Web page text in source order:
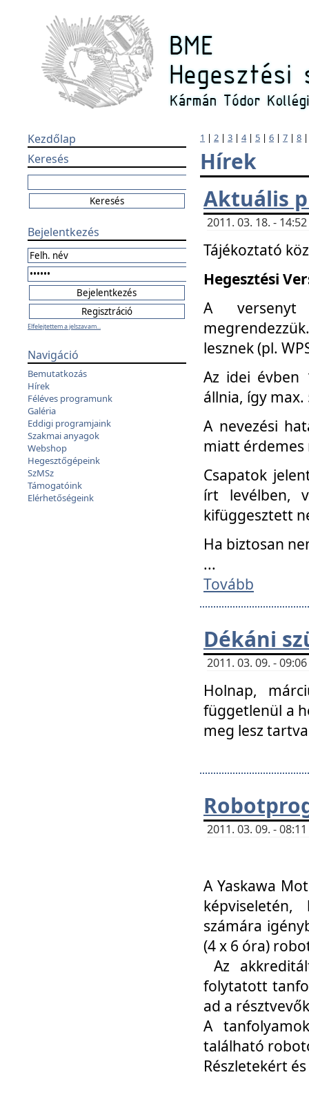
Kezdőlap
Keresés
Bejelentkezés
Elfelejtettem a jelszavam...
Navigáció
Bemutatkozás
Hírek
Féléves programunk
Galéria
Eddigi programjaink
Szakmai anyagok
Webshop
Hegesztőgépeink
SzMSz
Támogatóink
Elérhetőségeink
1 | 2 | 3 | 4| 5 | 6 | 7 | 8
Hírek
Aktuális
2011. 03. 18. -
Tájékoztató
Hegesztési
A versenyt
lesznek (pl.
Az idei évben
állnia, így
A nevezési
miatt érdemes
Csapatok
írt levélben,
kifüggesztett
Ha biztosan
...
Tovább
Dékáni
2011. 03. 09. -
Holnap,
függetlenül a
meg lesz
2011. 03. 09. -
A Yaskawa
számára
(4 x 6 óra)
Az
folytatott
ad a
A
található
Részletekért